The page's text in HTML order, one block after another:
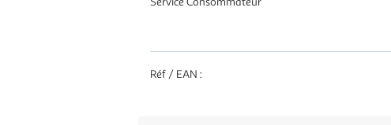
Réf / EAN :